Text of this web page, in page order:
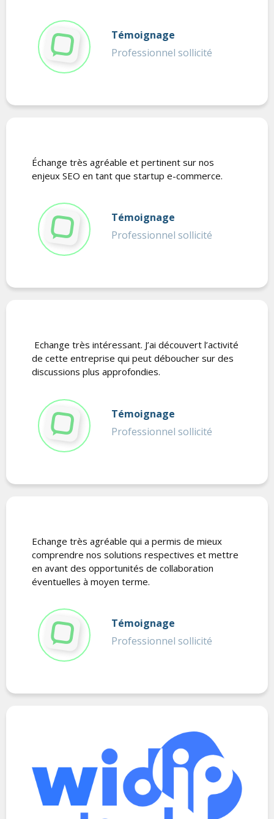
Témoignage
Professionnel sollicité
Échange très agréable et pertinent sur nos
enjeux SEO en tant que startup e-commerce.
Témoignage
Professionnel sollicité
Echange très intéressant. J’ai découvert l’activité
de cette entreprise qui peut déboucher sur des
discussions plus approfondies.
Témoignage
Professionnel sollicité
Echange très agréable qui a permis de mieux
comprendre nos solutions respectives et mettre
en avant des opportunités de collaboration
éventuelles à moyen terme.
Témoignage
Professionnel sollicité